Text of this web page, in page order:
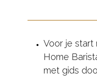
Voor je
Home
met gids